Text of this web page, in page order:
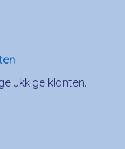
klanten.